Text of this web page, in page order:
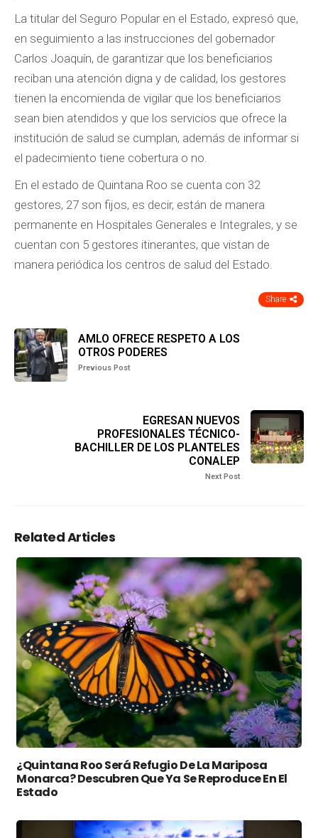
La titular del Seguro Popular en el Estado, expresó que,
en seguimiento a las instrucciones del gobernador
Carlos Joaquín, de garantizar que los beneficiarios
reciban una atención digna y de calidad, los gestores
tienen la encomienda de vigilar que los beneficiarios
sean bien atendidos y que los servicios que ofrece la
institución de salud se cumplan, además de informar si
el padecimiento tiene cobertura o no.
En el estado de Quintana Roo se cuenta con 32
gestores, 27 son fijos, es decir, están de manera
permanente en Hospitales Generales e Integrales, y se
cuentan con 5 gestores itinerantes, que vistan de
manera periódica los centros de salud del Estado.
Share
AMLO OFRECE RESPETO A LOS
OTROS PODERES
Previous Post
EGRESAN NUEVOS
PROFESIONALES TÉCNICO-
BACHILLER DE LOS PLANTELES
CONALEP
Next Post
Related Articles
¿Quintana Roo Será Refugio De La Mariposa
Monarca? Descubren Que Ya Se Reproduce En El
Estado